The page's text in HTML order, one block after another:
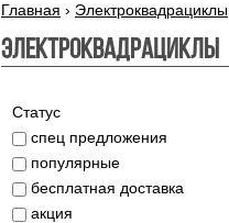
Главная › Электроквадрациклы
Электроквадрациклы
Статус
спец предложения
популярные
бесплатная доставка
акция